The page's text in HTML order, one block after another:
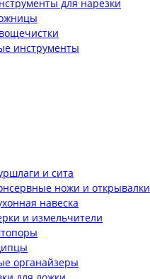
для нарезки
инструменты
и сита
ножи и открывалки
навеска
и измельчители
органайзеры